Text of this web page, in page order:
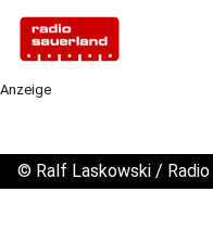
Anzeige
© Ralf Laskowski /